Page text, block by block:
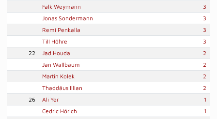
Falk Weymann
3
Jonas Sondermann
3
Remi Penkalla
3
Till Höhre
3
22
Jad Houda
2
Jan Wallbaum
2
Martin Kolek
2
Thaddäus Illian
2
26
Ali Yer
1
Cedric Hörich
1